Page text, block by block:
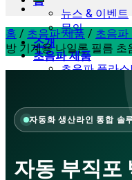
뉴스 & 이벤트
문의
소개
초음파 제품
초음파 플라
초음파 재봉기
초음파 균질기
초음파 커팅기
초음파 세척기
금속 초음파
홈 / 초음파 제품 / 초음파
방 기계용 나일론 필름
자동화 생산라인 통합 솔
자동 부직포